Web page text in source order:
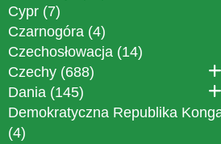
Cypr (7)
Czarnogóra (4)
Czechosłowacja (14)
Czechy (688)
Dania (145)
Demokratyczna Republika
(4)